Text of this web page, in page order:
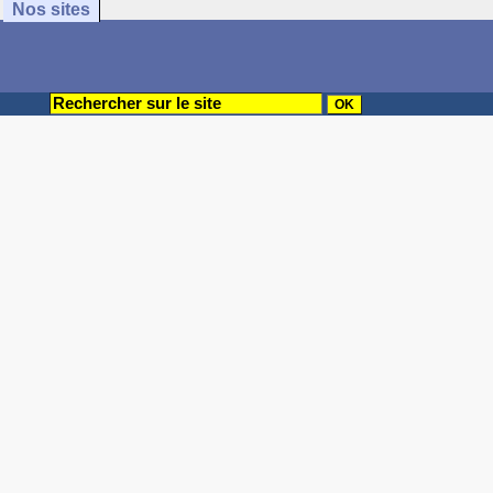
Nos sites